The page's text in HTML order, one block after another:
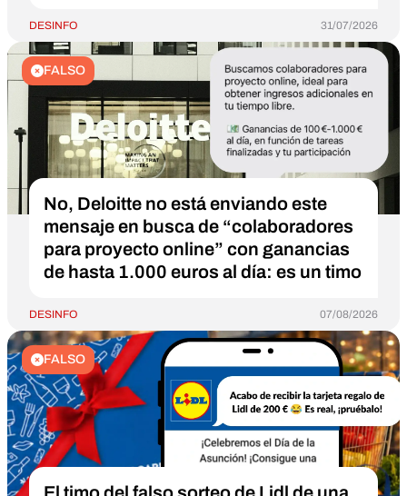
DESINFO 31/07/2026
FALSO
No, Deloitte no está enviando este
mensaje en busca de “colaboradores
para proyecto online” con ganancias
de hasta 1.000 euros al día: es un timo
DESINFO 07/08/2026
FALSO